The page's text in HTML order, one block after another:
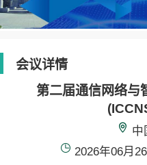
会议详情
第二届通信网络与
中
2026年06月